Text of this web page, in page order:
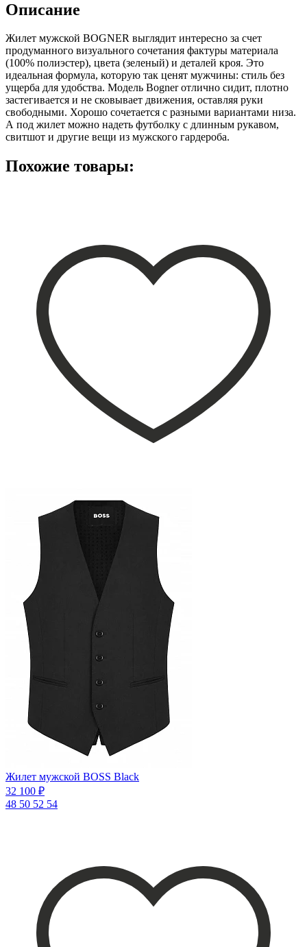
Описание
Жилет мужской BOGNER выглядит интересно за счет
продуманного визуального сочетания фактуры материала
(100% полиэстер), цвета (зеленый) и деталей кроя. Это
идеальная формула, которую так ценят мужчины: стиль без
ущерба для удобства. Модель Bogner отлично сидит, плотно
застегивается и не сковывает движения, оставляя руки
свободными. Хорошо сочетается с разными вариантами низа.
А под жилет можно надеть футболку с длинным рукавом,
свитшот и другие вещи из мужского гардероба.
Похожие товары:
Жилет мужской BOSS Black
32 100 ₽
48 50 52 54